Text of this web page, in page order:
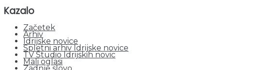
Kazalo
Začetek
Arhiv
Idrijske novice
Spletni arhiv Idrijske novice
TV Studio Idrijskih novic
Mali oglasi
Zadnje slovo